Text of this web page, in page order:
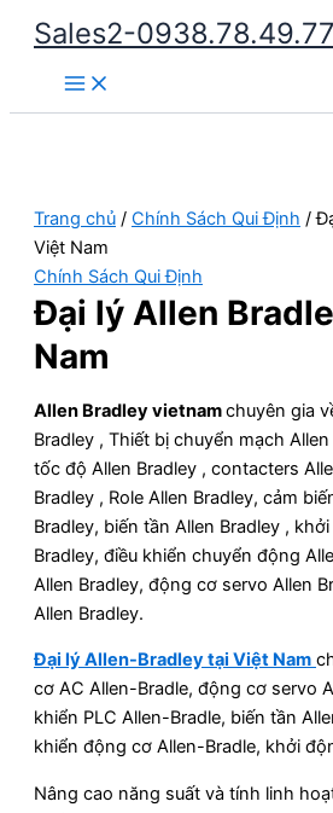
Nhảy
dung
Sales2-0938.78.49.77
Main
Menu
Trang chủ / Chính Sách Qui Định /
Việt Nam
Chính Sách Qui Định
Đại lý Allen
Nam
Allen Bradley vietnamchuyên gia
Bradley , Thiết bị chuyển mạch
tốc độ Allen Bradley , contacters
Bradley , Role Allen Bradley, cảm
Bradley, biến tần Allen Bradley ,
Bradley, điều khiển chuyển động
Allen Bradley, động cơ servo Allen
Allen Bradley.
Đại lý Allen-Bradley tại Việt Nam
cơ AC Allen-Bradle, động cơ servo
khiển PLC Allen-Bradle, biến tần
khiển động cơ Allen-Bradle, khởi
Nâng cao năng suất và tính linh